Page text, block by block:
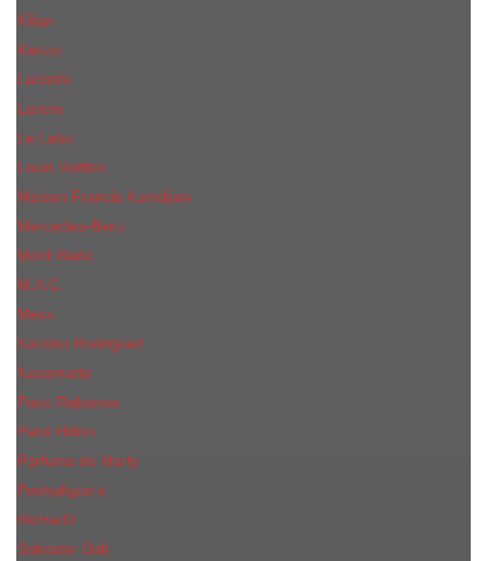
Kilian
Kenzo
Lacoste
Lanvin
Le Labo
Louis Vuitton
Maison Francis Kurkdjian
Mercedes-Benz
Mont Blanc
M.А.C.
Mexx
Narciso Rodriguez
Nasomatto
Paco Rabanne
Paris Hilton
Parfums de Marly
Penhaligon​'s
RicHarD
Salvador Dali